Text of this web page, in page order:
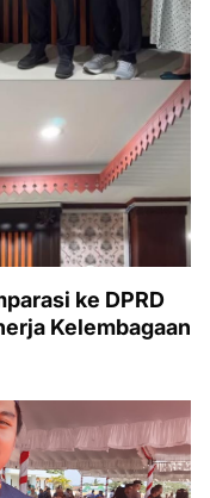
ke DPRD
Kelembagaan